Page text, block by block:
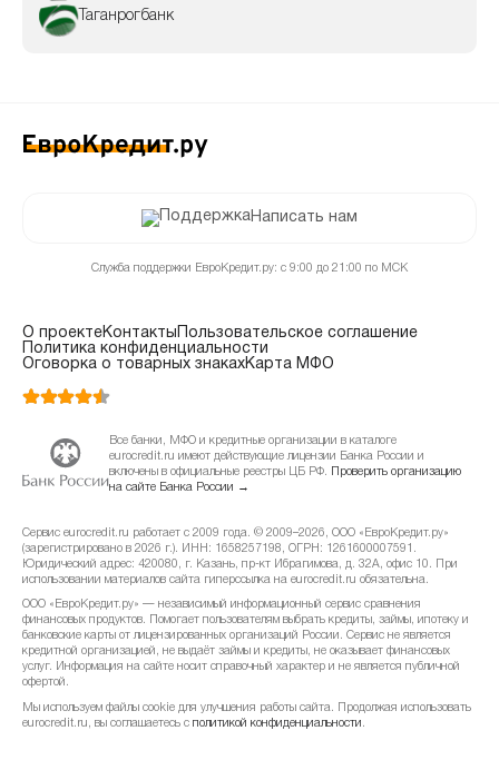
Таганрогбанк
Написать нам
Служба поддержки ЕвроКредит.ру: с 9:00 до 21:00 по МСК
О проектеКонтакты
Пользовательское соглашение
Политика конфиденциальности
Оговорка о товарных знакахКарта МФО
Все банки, МФО и кредитные организации в каталоге
eurocredit.ru имеют действующие лицензии Банка России и
включены в официальные реестры ЦБ РФ.
Проверить организацию
на сайте Банка России →
Сервис eurocredit.ru работает с 2009 года. © 2009–2026, ООО «ЕвроКредит.ру»
(зарегистрировано в 2026 г.). ИНН: 1658257198, ОГРН: 1261600007591.
Юридический адрес: 420080, г. Казань, пр-кт Ибрагимова, д. 32А, офис 10. При
использовании материалов сайта гиперссылка на eurocredit.ru обязательна.
ООО «ЕвроКредит.ру» — независимый информационный сервис сравнения
финансовых продуктов. Помогает пользователям выбрать кредиты, займы, ипотеку и
банковские карты от лицензированных организаций России. Сервис не является
кредитной организацией, не выдаёт займы и кредиты, не оказывает финансовых
услуг. Информация на сайте носит справочный характер и не является публичной
офертой.
Мы используем файлы cookie для улучшения работы сайта. Продолжая использовать
eurocredit.ru, вы соглашаетесь с политикой конфиденциальности .